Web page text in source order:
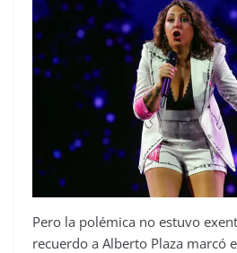
Pero la polémica no estuvo
recuerdo a Alberto Plaza marcó